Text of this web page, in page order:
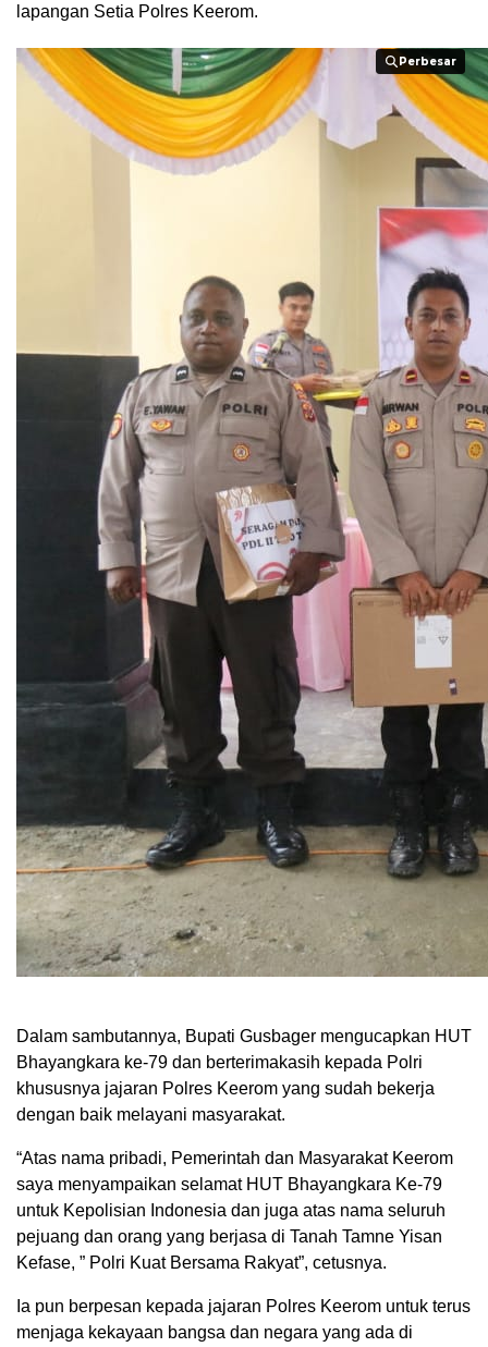
lapangan Setia Polres Keerom.
Perbesar
Perbesar
Dalam sambutannya, Bupati Gusbager mengucapkan HUT
Bhayangkara ke-79 dan berterimakasih kepada Polri
khususnya jajaran Polres Keerom yang sudah bekerja
dengan baik melayani masyarakat.
“Atas nama pribadi, Pemerintah dan Masyarakat Keerom
saya menyampaikan selamat HUT Bhayangkara Ke-79
untuk Kepolisian Indonesia dan juga atas nama seluruh
pejuang dan orang yang berjasa di Tanah Tamne Yisan
Kefase, ” Polri Kuat Bersama Rakyat”, cetusnya.
Ia pun berpesan kepada jajaran Polres Keerom untuk terus
menjaga kekayaan bangsa dan negara yang ada di